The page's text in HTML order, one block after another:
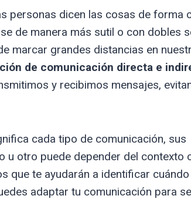
personas dicen las cosas de forma
de manera más sutil o con dobles
marcar grandes distancias en
de comunicación directa e
y recibimos mensajes,
cada tipo de comunicación, sus
u otro puede depender del contexto
que te ayudarán a identificar
adaptar tu comunicación para